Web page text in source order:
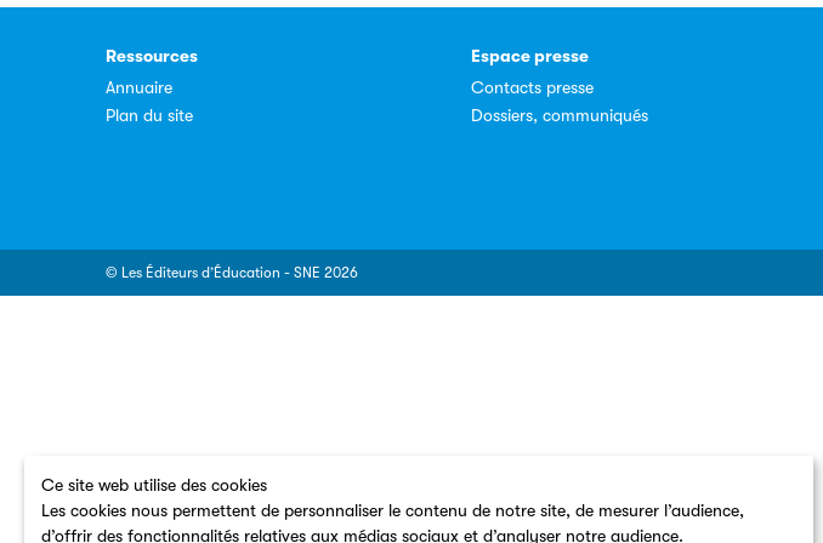
Ce site web utilise des cookies
Les cookies nous permettent de personnaliser le contenu de notre site, de mesurer l’audience,
d’offrir des fonctionnalités relatives aux médias sociaux et d’analyser notre audience.
Ressources
Annuaire
Plan du site
Espace presse
Contacts presse
Dossiers, communiqués
© Les Éditeurs d’Éducation - SNE 2026